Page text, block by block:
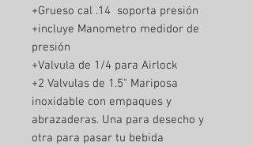
+Grueso cal .14 soporta presión
+incluye Manometro medidor de
presión
+Valvula de 1/4 para Airlock
+2 Valvulas de 1.5" Mariposa
inoxidable con empaques y
abrazaderas. Una para desecho y
otra para pasar tu bebida